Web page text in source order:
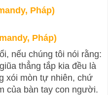
Pháp)
nếu chúng tôi nói rằng:
thẳng tắp kia đều là
xói mòn tự nhiên, chứ
của bàn tay con người.